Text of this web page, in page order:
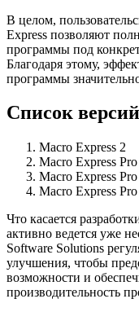
В целом,
Express позволяют
программы под
Благодаря этому,
программы
Список
Macro Express 2
Macro Express
Macro Express
Macro Express
Что касается
активно ведется уже
Software Solutions
улучшения, чтобы
возможности и
производительность